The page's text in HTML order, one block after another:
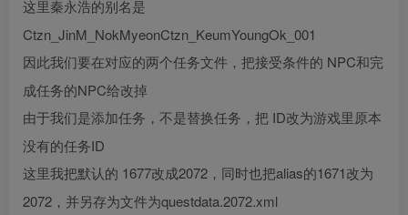
这里秦永浩的别名是
Ctzn_JinM_NokMyeonCtzn_KeumYoungOk_001
因此我们要在对应的两个任务文件，把接受条件的 NPC和完
成任务的NPC给改掉
由于我们是添加任务，不是替换任务，把 ID改为游戏里原本
没有的任务ID
这里我把默认的 1677改成2072，同时也把alias的1671改为
2072，并另存为文件为questdata.2072.xml